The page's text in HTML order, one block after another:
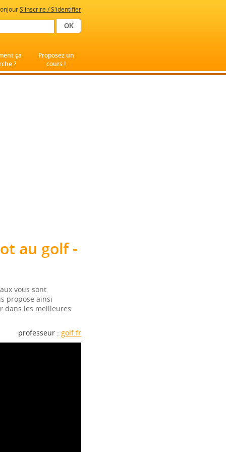
S'inscrire / S'identifier
ça
?
Proposez un
cours !
au golf -
vous sont
propose ainsi
dans les meilleures
professeur : golf.fr